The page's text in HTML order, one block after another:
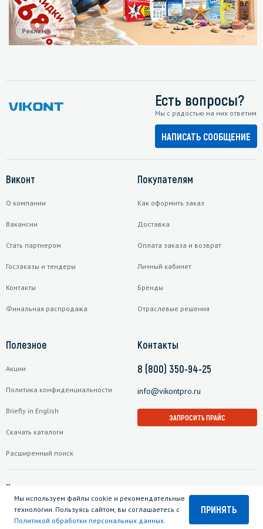
Реклама
Есть вопросы?
Мы с радостью на них ответим
НАПИСАТЬ СООБЩЕНИЕ
Виконт
О компании
Вакансии
Стать партнером
Госзаказы и тендеры
Контакты
Финальная распродажа
Покупателям
Как оформить заказ
Доставка
Оплата заказа и возврат
Личный кабинет
Бренды
Отраслевые решения
Полезное
Акции
Политика конфиденциальности
Briefly in English
Скачать каталоги
Расширенный поиск
Контакты
8 (800) 350-94-25
info@vikontpro.ru
ЗАПРОСИТЬ ПРАЙС
Подписаться на рассылку
Мы используем файлы cookie и рекомендательные
технологии. Пользуясь сайтом, вы соглашаетесь с
Политикой обработки персональных данных.
ПРИНЯТЬ